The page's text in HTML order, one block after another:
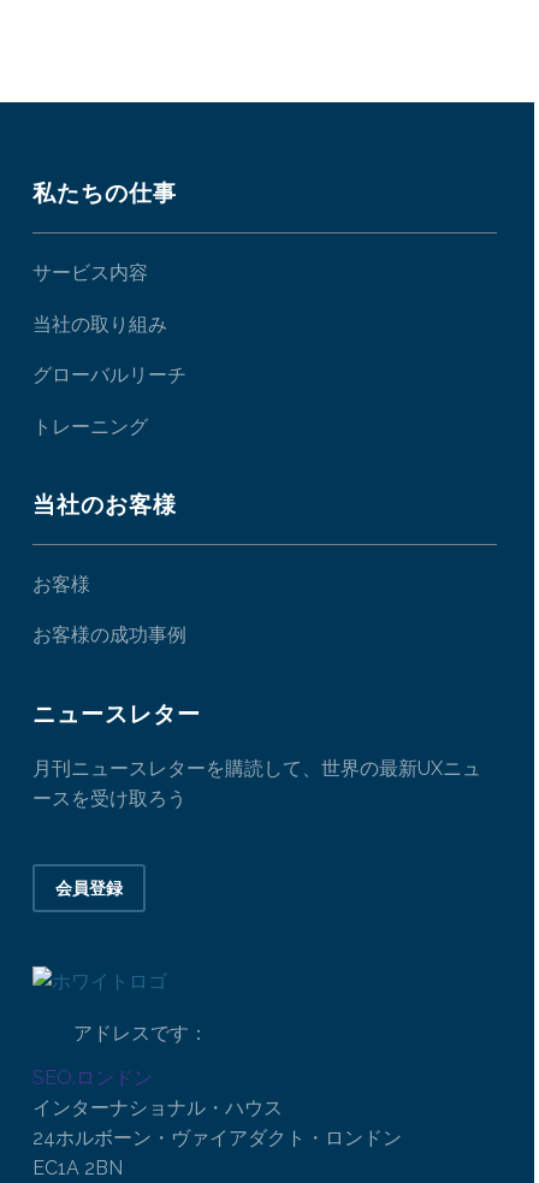
私たちの仕事
サービス内容
当社の取り組み
グローバルリーチ
トレーニング
当社のお客様
お客様
お客様の成功事例
ニュースレター
月刊ニュースレターを購読して、世界の最新UXニュ
ースを受け取ろう
会員登録
アドレスです：
SEO.ロンドン
インターナショナル・ハウス
24ホルボーン・ヴァイアダクト・ロンドン
EC1A 2BN